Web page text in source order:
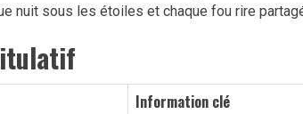
nuit sous les étoiles et chaque fou rire
Information clé